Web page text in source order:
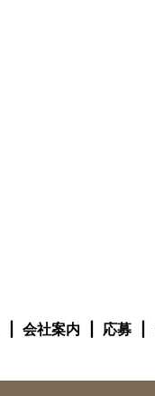
会社案内 応募